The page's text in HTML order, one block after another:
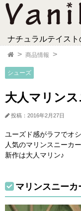
ナチュラルテイス
商品情報
シューズ
大人マリン
投稿：2016年2月27日
ユーズド感がラフでオシ
人気のマリンスニーカ
新作は大人マリン♪
マリンスニー